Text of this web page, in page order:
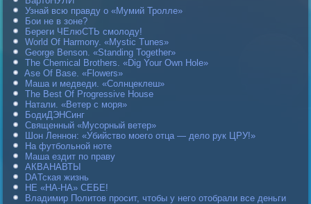
Узнай всю правду о «Мумий Тролле»
Бои не в зоне?
Береги ЧЕлюСТЬ смолоду!
World Of Harmony. «Mystic Tunes»
George Benson. «Standing Together»
The Chemical Brothers. «Dig Your Own Hole»
Ase Of Base. «Flowers»
Маша и медведи. «Солнцеклеш»
The Best Of Progressive House
Натали. «Ветер с моря»
БодиДЭНСинг
Священный «Мусорный ветер»
Шон Леннон: «Убийство моего отца — дело рук ЦРУ!»
На футбольной ноте
Маша ездит по праву
АКВАНАВТЫ
DAТская жизнь
НЕ «НА-НА» СЕБЕ!
Владимир Политов просит, чтобы у него отобрали все деньги